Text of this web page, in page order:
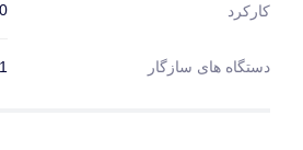
کارکرد
دستگاه های سازگار